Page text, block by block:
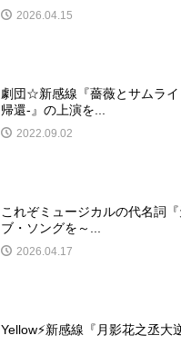
2026.04.15
劇団☆新感線『薔薇とサムラ
帰還-』の上演を...
2022.09.02
これぞミュージカルの代名詞
ブ・ソングを～...
2026.04.17
Yellow⚡️新感線『月影花之丞大